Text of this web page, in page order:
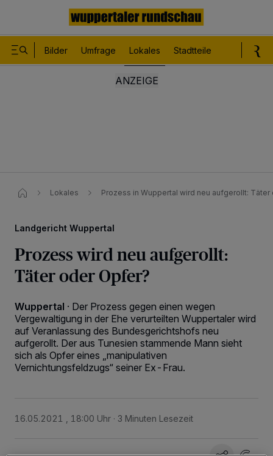
Bilder Umfrage Lokales Stadtteile
Lokales Prozess in Wuppertal wird neu aufgerollt: Täter
Landgericht Wuppertal
Prozess wird neu aufgerollt:
Täter oder Opfer?
Wuppertal · Der Prozess gegen einen wegen
Vergewaltigung in der Ehe verurteilten Wuppertaler wird
auf Veranlassung des Bundesgerichtshofs neu
aufgerollt. Der aus Tunesien stammende Mann sieht
sich als Opfer eines „manipulativen
Vernichtungsfeldzugs“ seiner Ex-Frau.
16.05.2021 , 18:00 Uhr 3 Minuten Lesezeit